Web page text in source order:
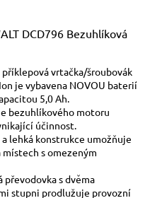
DCD796 Bezuhlíková
vrtačka/šroubovák
je vybavena NOVOU baterií
5,0 Ah.
bezuhlíkového motoru
účinnost.
lehká konstrukce umožňuje
s omezeným
převodovka s dvěma
stupni prodlužuje provozní